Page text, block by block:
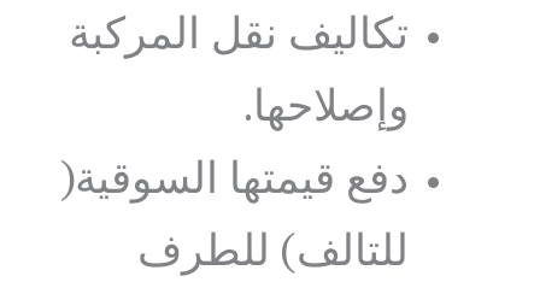
تكاليف نقل المركبة
وإصلاحها.
دفع قيمتها السوقية(
للتالف) للطرف